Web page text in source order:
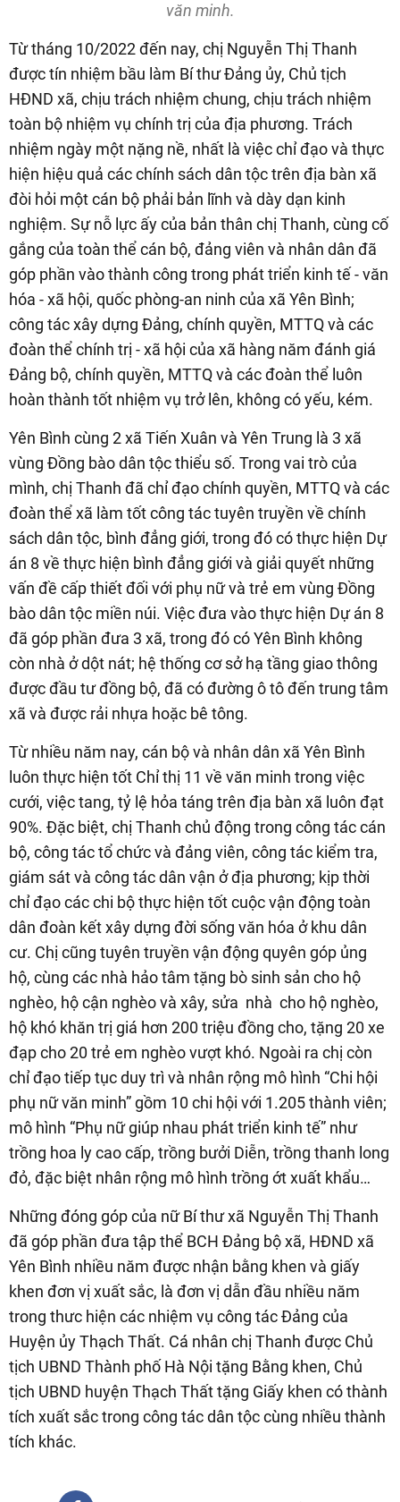
văn minh.
Từ tháng 10/2022 đến nay, chị Nguyễn Thị Thanh
được tín nhiệm bầu làm Bí thư Đảng ủy, Chủ tịch
HĐND xã, chịu trách nhiệm chung, chịu trách nhiệm
toàn bộ nhiệm vụ chính trị của địa phương. Trách
nhiệm ngày một nặng nề, nhất là việc chỉ đạo và thực
hiện hiệu quả các chính sách dân tộc trên địa bàn xã
đòi hỏi một cán bộ phải bản lĩnh và dày dạn kinh
nghiệm. Sự nỗ lực ấy của bản thân chị Thanh, cùng cố
gắng của toàn thể cán bộ, đảng viên và nhân dân đã
góp phần vào thành công trong phát triển kinh tế - văn
hóa - xã hội, quốc phòng-an ninh của xã Yên Bình;
công tác xây dựng Đảng, chính quyền, MTTQ và các
đoàn thể chính trị - xã hội của xã hàng năm đánh giá
Đảng bộ, chính quyền, MTTQ và các đoàn thể luôn
hoàn thành tốt nhiệm vụ trở lên, không có yếu, kém.
Yên Bình cùng 2 xã Tiến Xuân và Yên Trung là 3 xã
vùng Đồng bào dân tộc thiểu số. Trong vai trò của
mình, chị Thanh đã chỉ đạo chính quyền, MTTQ và các
đoàn thể xã làm tốt công tác tuyên truyền về chính
sách dân tộc, bình đẳng giới, trong đó có thực hiện Dự
án 8 về thực hiện bình đẳng giới và giải quyết những
vấn đề cấp thiết đối với phụ nữ và trẻ em vùng Đồng
bào dân tộc miền núi. Việc đưa vào thực hiện Dự án 8
đã góp phần đưa 3 xã, trong đó có Yên Bình không
còn nhà ở dột nát; hệ thống cơ sở hạ tầng giao thông
được đầu tư đồng bộ, đã có đường ô tô đến trung tâm
xã và được rải nhựa hoặc bê tông.
Từ nhiều năm nay, cán bộ và nhân dân xã Yên Bình
luôn thực hiện tốt Chỉ thị 11 về văn minh trong việc
cưới, việc tang, tỷ lệ hỏa táng trên địa bàn xã luôn đạt
90%. Đặc biệt, chị Thanh chủ động trong công tác cán
bộ, công tác tổ chức và đảng viên, công tác kiểm tra,
giám sát và công tác dân vận ở địa phương; kịp thời
chỉ đạo các chi bộ thực hiện tốt cuộc vận động toàn
dân đoàn kết xây dựng đời sống văn hóa ở khu dân
cư. Chị cũng tuyên truyền vận động quyên góp ủng
hộ, cùng các nhà hảo tâm tặng bò sinh sản cho hộ
nghèo, hộ cận nghèo và xây, sửa nhà cho hộ nghèo,
hộ khó khăn trị giá hơn 200 triệu đồng cho, tặng 20 xe
đạp cho 20 trẻ em nghèo vượt khó. Ngoài ra chị còn
chỉ đạo tiếp tục duy trì và nhân rộng mô hình “Chi hội
phụ nữ văn minh” gồm 10 chi hội với 1.205 thành viên;
mô hình “Phụ nữ giúp nhau phát triển kinh tế” như
trồng hoa ly cao cấp, trồng bưởi Diễn, trồng thanh long
đỏ, đặc biệt nhân rộng mô hình trồng ớt xuất khẩu…
Những đóng góp của nữ Bí thư xã Nguyễn Thị Thanh
đã góp phần đưa tập thể BCH Đảng bộ xã, HĐND xã
Yên Bình nhiều năm được nhận bằng khen và giấy
khen đơn vị xuất sắc, là đơn vị dẫn đầu nhiều năm
trong thưc hiện các nhiệm vụ công tác Đảng của
Huyện ủy Thạch Thất. Cá nhân chị Thanh được Chủ
tịch UBND Thành phố Hà Nội tặng Bằng khen, Chủ
tịch UBND huyện Thạch Thất tặng Giấy khen có thành
tích xuất sắc trong công tác dân tộc cùng nhiều thành
tích khác.